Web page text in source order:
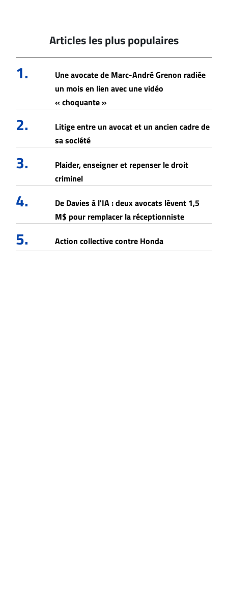
Articles les plus populaires
1.
Une avocate de Marc-André Grenon radiée
un mois en lien avec une vidéo
« choquante »
2.
Litige entre un avocat et un ancien cadre de
sa société
3.
Plaider, enseigner et repenser le droit
criminel
4.
De Davies à l'IA : deux avocats lèvent 1,5
M$ pour remplacer la réceptionniste
5. Action collective contre Honda